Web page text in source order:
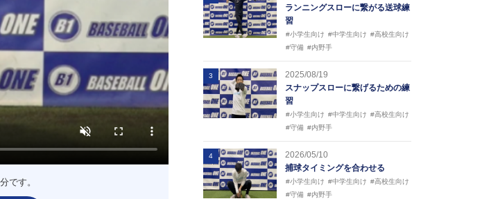
です。
ランニングスローに繋がる送球練
習
#小学生向け #中学生向け #高校生向け
#守備 #内野手
3
2025/08/19
スナップスローに繋げるための練
習
#小学生向け #中学生向け #高校生向け
#守備 #内野手
4
2026/05/10
捕球タイミングを合わせる
#小学生向け #中学生向け #高校生向け
#守備 #内野手